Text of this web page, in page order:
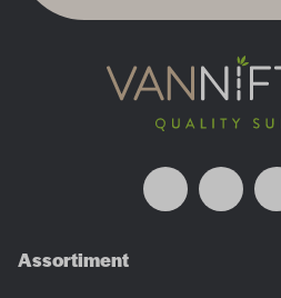
Assortiment